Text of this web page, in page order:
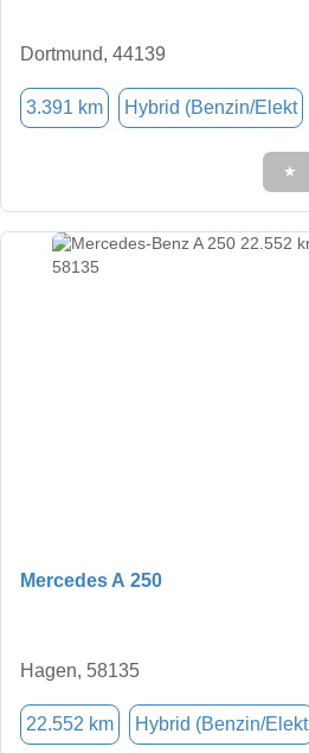
Dortmund, 44139
3.391 km Hybrid (Benzin/Elekt
★
Mercedes A 250
Hagen, 58135
22.552 km Hybrid (Benzin/Elekt